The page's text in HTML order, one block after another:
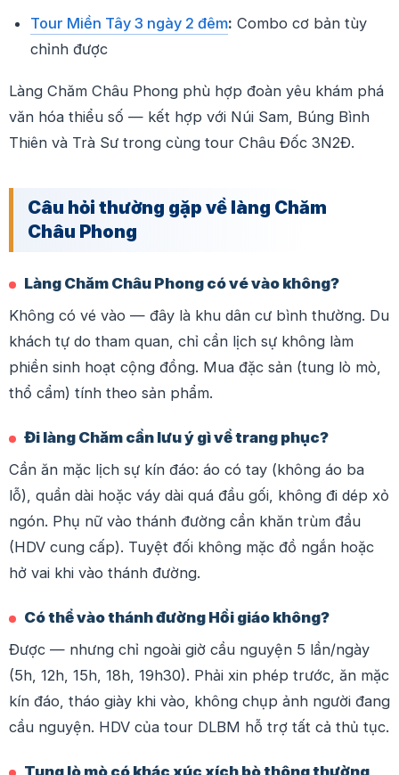
Tour Miền Tây 3 ngày 2 đêm: Combo cơ bản tùy
chỉnh được
Làng Chăm Châu Phong phù hợp đoàn yêu khám phá
văn hóa thiểu số — kết hợp với Núi Sam, Búng Bình
Thiên và Trà Sư trong cùng tour Châu Đốc 3N2Đ.
Câu hỏi thường gặp về làng Chăm
Châu Phong
Làng Chăm Châu Phong có vé vào không?
Không có vé vào — đây là khu dân cư bình thường. Du
khách tự do tham quan, chỉ cần lịch sự không làm
phiền sinh hoạt cộng đồng. Mua đặc sản (tung lò mò,
thổ cẩm) tính theo sản phẩm.
Đi làng Chăm cần lưu ý gì về trang phục?
Cần ăn mặc lịch sự kín đáo: áo có tay (không áo ba
lỗ), quần dài hoặc váy dài quá đầu gối, không đi dép xỏ
ngón. Phụ nữ vào thánh đường cần khăn trùm đầu
(HDV cung cấp). Tuyệt đối không mặc đồ ngắn hoặc
hở vai khi vào thánh đường.
Có thể vào thánh đường Hồi giáo không?
Được — nhưng chỉ ngoài giờ cầu nguyện 5 lần/ngày
(5h, 12h, 15h, 18h, 19h30). Phải xin phép trước, ăn mặc
kín đáo, tháo giày khi vào, không chụp ảnh người đang
cầu nguyện. HDV của tour DLBM hỗ trợ tất cả thủ tục.
Tung lò mò có khác xúc xích bò thông thường